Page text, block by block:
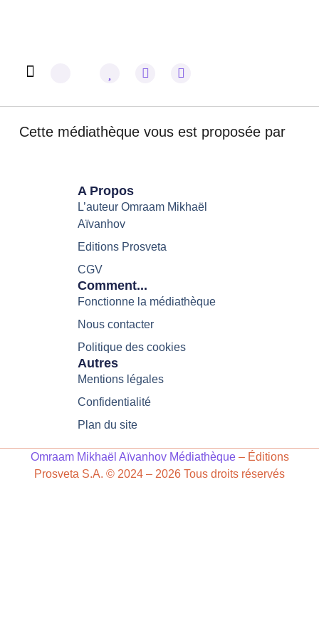
Cette médiathèque vous est proposée par
A Propos
L’auteur Omraam Mikhaël
Aïvanhov
Editions Prosveta
CGV
Comment...
Fonctionne la médiathèque
Nous contacter
Politique des cookies
Autres
Mentions légales
Confidentialité
Plan du site
Omraam Mikhaël Aïvanhov Médiathèque– Éditions
Prosveta S.A. © 2024 – 2026 Tous droits réservés